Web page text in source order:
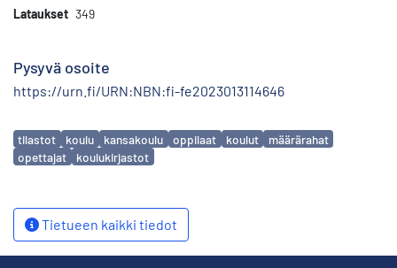
Lataukset 349
Pysyvä osoite
https://urn.fi/URN:NBN:fi-fe2023013114646
Avainsanat
tilastot koulu kansakoulu oppilaat koulut
määrärahat
opettajat
koulukirjastot
Tietueen kaikki tiedot